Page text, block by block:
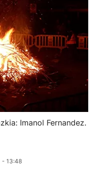
Imanol Fernandez.
- 13:48